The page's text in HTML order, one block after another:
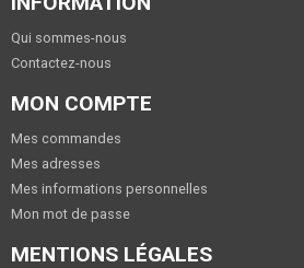
Qui sommes-nous
Contactez-nous
MON COMPTE
Mes commandes
Mes adresses
Mes informations personnelles
Mon mot de passe
MENTIONS LÉGALES